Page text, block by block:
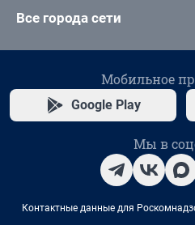
Все города сети
Мобильное
Google Play
Мы в
Контактные данные для